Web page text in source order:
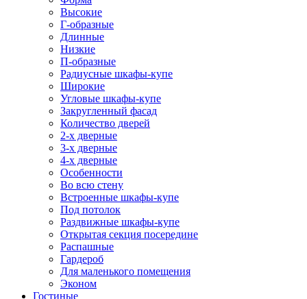
Высокие
Г-образные
Длинные
Низкие
П-образные
Радиусные шкафы-купе
Широкие
Угловые шкафы-купе
Закругленный фасад
Количество дверей
2-х дверные
3-х дверные
4-х дверные
Особенности
Во всю стену
Встроенные шкафы-купе
Под потолок
Раздвижные шкафы-купе
Открытая секция посередине
Распашные
Гардероб
Для маленького помещения
Эконом
Гостиные